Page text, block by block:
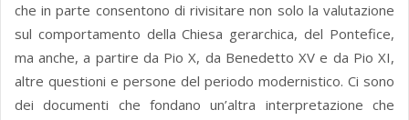
che in parte consentono di rivisitare non solo la valutazione
sul comportamento della Chiesa gerarchica, del Pontefice,
ma anche, a partire da Pio X, da Benedetto XV e da Pio XI,
altre questioni e persone del periodo modernistico. Ci sono
dei documenti che fondano un’altra interpretazione che